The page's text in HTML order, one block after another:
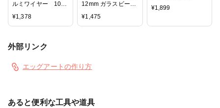
ルミワイヤー 10巻
セット
¥1,378
12mm ガラスビーズ
10色セット クラッ
クビーズ
¥1,475
¥1,899
外部リンク
エッグアートの作り方
あると便利な工具や道具